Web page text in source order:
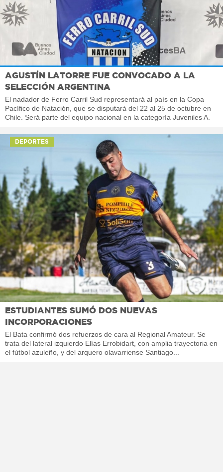
AGUSTÍN LATORRE FUE CONVOCADO A LA
SELECCIÓN ARGENTINA
El nadador de Ferro Carril Sud representará al país en la Copa
Pacífico de Natación, que se disputará del 22 al 25 de octubre en
Chile. Será parte del equipo nacional en la categoría Juveniles A.
DEPORTES
ESTUDIANTES SUMÓ DOS NUEVAS
INCORPORACIONES
El Bata confirmó dos refuerzos de cara al Regional Amateur. Se
trata del lateral izquierdo Elías Errobidart, con amplia trayectoria en
el fútbol azuleño, y del arquero olavarriense Santiago...